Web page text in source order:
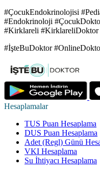
#ÇocukEndokrinolojisi
#Endokrinoloji
#Kirklareli #KirklareliDoktor
#İşteBuDoktor
Hesaplamalar
TUS Puan Hesaplama
DUS Puan Hesaplama
Adet (Regl) Günü
VKI Hesaplama
Su İhtiyacı Hesaplama